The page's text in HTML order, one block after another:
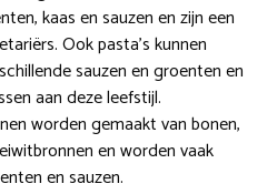
kaas en sauzen en zijn een
Ook pasta’s kunnen
sauzen en groenten en
aan deze leefstijl.
worden gemaakt van bonen,
en worden vaak
en sauzen.